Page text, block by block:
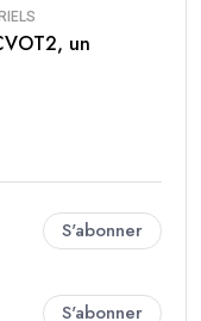
un
S'abonner
S'abonner